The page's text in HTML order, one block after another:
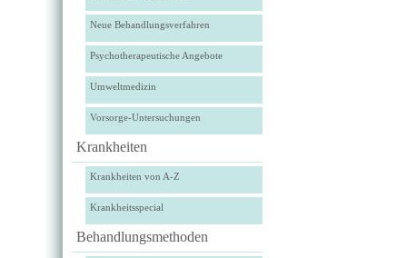
Neue Behandlungsverfahren
Psychotherapeutische Angebote
Umweltmedizin
Vorsorge-Untersuchungen
Krankheiten
Krankheiten von A-Z
Krankheitsspecial
Behandlungsmethoden